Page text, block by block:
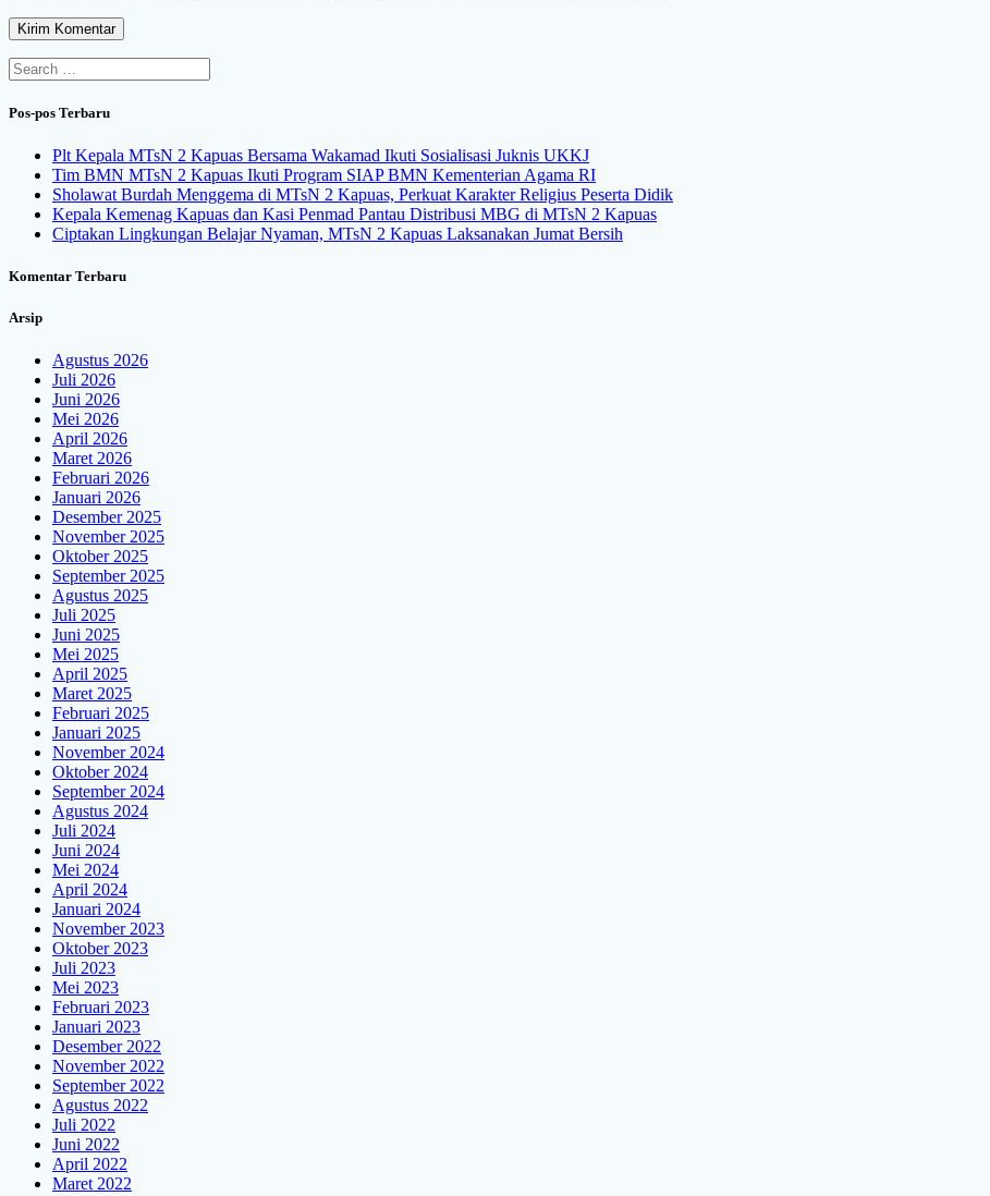
Search
for:
Pos-pos Terbaru
Plt Kepala MTsN 2 Kapuas Bersama Wakamad Ikuti Sosialisasi Juknis UKKJ
Tim BMN MTsN 2 Kapuas Ikuti Program SIAP BMN Kementerian Agama RI
Sholawat Burdah Menggema di MTsN 2 Kapuas, Perkuat Karakter Religius Peserta Didik
Kepala Kemenag Kapuas dan Kasi Penmad Pantau Distribusi MBG di MTsN 2 Kapuas
Ciptakan Lingkungan Belajar Nyaman, MTsN 2 Kapuas Laksanakan Jumat Bersih
Komentar Terbaru
Arsip
Agustus 2026
Juli 2026
Juni 2026
Mei 2026
April 2026
Maret 2026
Februari 2026
Januari 2026
Desember 2025
November 2025
Oktober 2025
September 2025
Agustus 2025
Juli 2025
Juni 2025
Mei 2025
April 2025
Maret 2025
Februari 2025
Januari 2025
November 2024
Oktober 2024
September 2024
Agustus 2024
Juli 2024
Juni 2024
Mei 2024
April 2024
Januari 2024
November 2023
Oktober 2023
Juli 2023
Mei 2023
Februari 2023
Januari 2023
Desember 2022
November 2022
September 2022
Agustus 2022
Juli 2022
Juni 2022
April 2022
Maret 2022